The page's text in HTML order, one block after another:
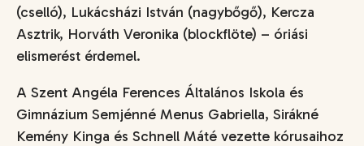
(cselló), Lukácsházi István (nagybőgő), Kercza
Asztrik, Horváth Veronika (blockflöte) – óriási
elismerést érdemel.
A Szent Angéla Ferences Általános Iskola és
Gimnázium Semjénné Menus Gabriella, Sirákné
Kemény Kinga és Schnell Máté vezette kórusaihoz